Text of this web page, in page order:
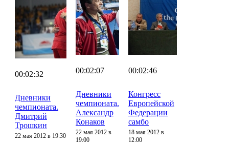
00:02:32
Дневники
чемпионата.
Дмитрий
Трошкин
22 мая 2012 в 19:30
00:02:07
Дневники
чемпионата.
Александр
Конаков
22 мая 2012 в
19:00
00:02:46
Конгресс
Европейской
Федерации
самбо
18 мая 2012 в
12:00